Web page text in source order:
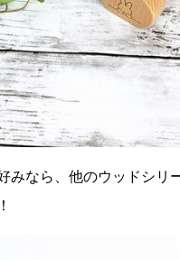
みなら、他のウッドシリ